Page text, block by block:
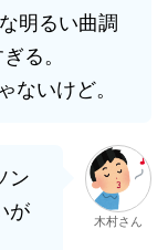
明るい曲調
る。
ないけど。
ン
が
木村さん